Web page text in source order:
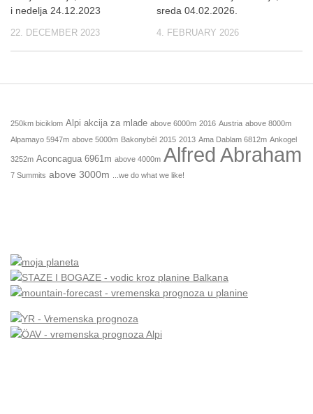
i nedelja 24.12.2023
22. DECEMBER 2023
sreda 04.02.2026.
4. FEBRUARY 2026
250km biciklom Alpi akcija za mlade above 6000m 2016 Austria above 8000m
Alpamayo 5947m above 5000m Bakonybél 2015 2013 Ama Dablam 6812m Ankogel
3252m Aconcagua 6961m above 4000m Alfred Abraham
7 Summits above 3000m ...we do what we like!